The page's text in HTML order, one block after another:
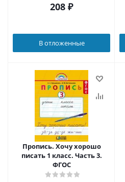
208 ₽
В отложенные
Пропись. Хочу хорошо
писать 1 класс. Часть 3.
ФГОС